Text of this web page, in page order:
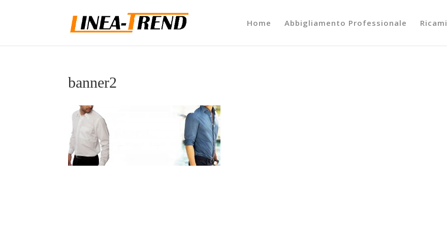
Home Abbigliamento Professionale Ricami
banner2